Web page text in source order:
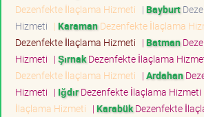
Dezenfekte İlaçlama Hizmeti | Bayburt
Hizmeti | KaramanDezenfekte İlaçlama
Dezenfekte İlaçlama Hizmeti | Batman
Hizmeti | ŞırnakDezenfekte İlaçlama
Dezenfekte İlaçlama Hizmeti | Ardahan
Hizmeti | IğdırDezenfekte İlaçlama Hizmeti
İlaçlama Hizmeti | KarabükDezenfekte